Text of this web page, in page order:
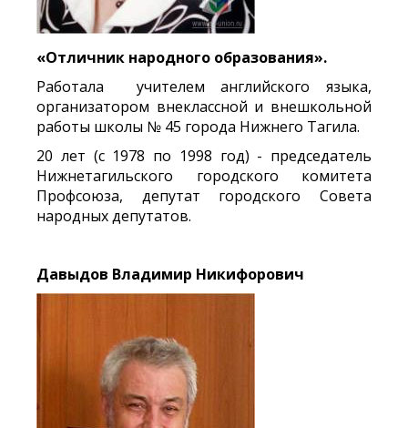
«Отличник народного образования».
Работала учителем английского языка,
организатором внеклассной и внешкольной
работы школы № 45 города Нижнего Тагила.
20 лет (с 1978 по 1998 год) - председатель
Нижнетагильского городского комитета
Профсоюза, депутат городского Совета
народных депутатов.
Давыдов Владимир Никифорович